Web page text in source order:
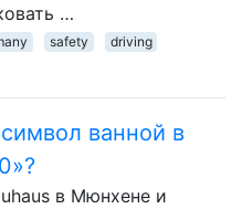
…
safety
driving
ванной в
в Мюнхене и